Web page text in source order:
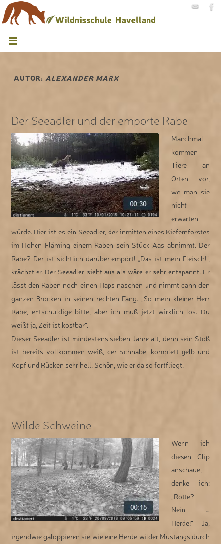
AUTOR: ALEXANDER MARX
Der Seeadler und der empörte Rabe
Manchmal
kommen
Tiere an
Orten vor,
wo man sie
nicht
erwarten
würde. Hier ist es ein Seeadler, der inmitten eines Kiefernforstes
im Hohen Fläming einem Raben sein Stück Aas abnimmt. Der
Rabe? Der ist sichtlich darüber empört! „Das ist mein Fleisch!“,
krächzt er. Der Seeadler sieht aus als wäre er sehr entspannt. Er
lässt den Raben noch einen Haps naschen und nimmt dann den
ganzen Brocken in seinen rechten Fang. „So mein kleiner Herr
Rabe, entschuldige bitte, aber ich muß jetzt wirklich los. Du
weißt ja, Zeit ist kostbar“.
Dieser Seeadler ist mindestens sieben Jahre alt, denn sein Stoß
ist bereits vollkommen weiß, der Schnabel komplett gelb und
Kopf und Rücken sehr hell. Schön, wie er da so fortfliegt.
Wilde Schweine
Wenn ich
diesen Clip
anschaue,
denke ich:
„Rotte?
Nein …
Herde!“ Ja,
irgendwie galoppieren sie wie eine Herde wilder Mustangs durch